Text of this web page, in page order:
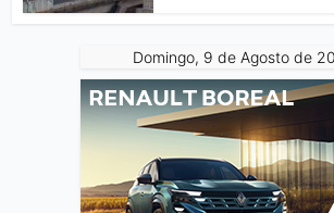
Domingo, 9 de Agosto de